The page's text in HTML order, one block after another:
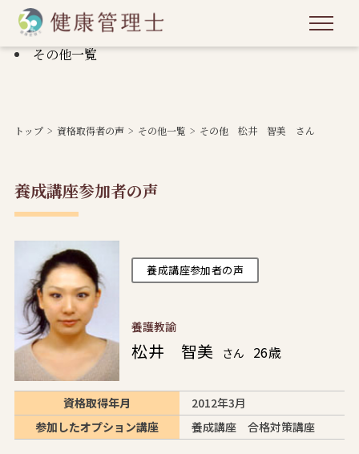
その他一覧
トップ 資格取得者の声 その他一覧 その他 松井 智美 さん
養成講座参加者の声
養成講座参加者の声
養護教諭
松井 智美 さん 26歳
資格取得年月
2012年3月
参加したオプション講座
養成講座 合格対策講座